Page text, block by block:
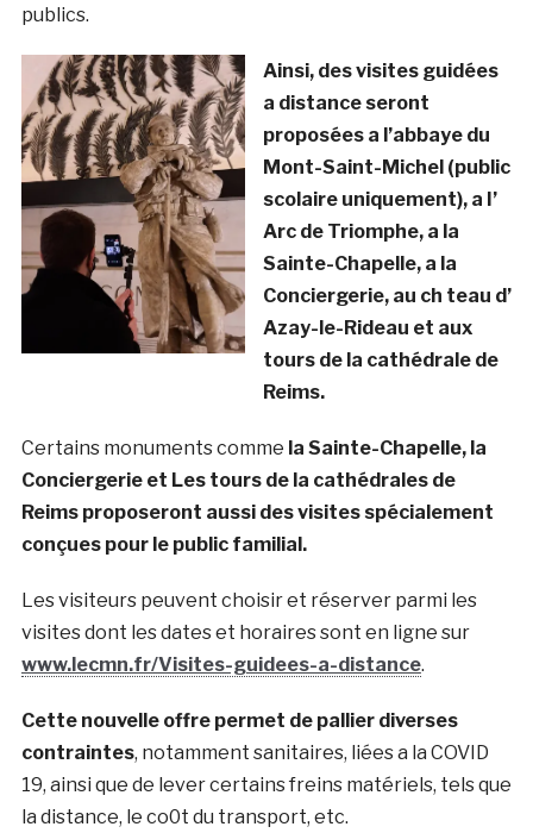
publics.
Ainsi, des visites guidées
a distance seront
proposées a l’abbaye du
Mont-Saint-Michel (public
scolaire uniquement), a I’
Arc de Triomphe, a la
Sainte-Chapelle, a la
Conciergerie, au ch teau d’
Azay-le-Rideau et aux
tours de la cathédrale de
Reims.
Certains monuments comme la Sainte-Chapelle, la
Conciergerie et Les tours de la cathédrales de
Reims proposeront aussi des visites spécialement
conçues pour le public familial.
Les visiteurs peuvent choisir et réserver parmi les
visites dont les dates et horaires sont en ligne sur
www.lecmn.fr/Visites-guidees-a-distance.
Cette nouvelle offre permet de pallier diverses
contraintes, notamment sanitaires, liées a la COVID
19, ainsi que de lever certains freins matériels, tels que
la distance, le co0t du transport, etc.